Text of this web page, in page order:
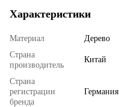
Характеристики
Материал
Дерево
Страна
производитель
Китай
Страна
регистрации
бренда
Германия